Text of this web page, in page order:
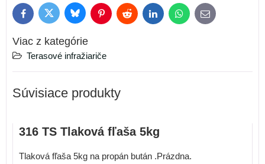
FacebookTwitter BlueskyPinterestReddit LinkedInWhatsApp
E-
mail
Viac z kategórie
Terasové infražiariče
Súvisiace produkty
316 TS Tlaková fľaša 5kg
Tlaková fľaša 5kg na propán bután .Prázdna.